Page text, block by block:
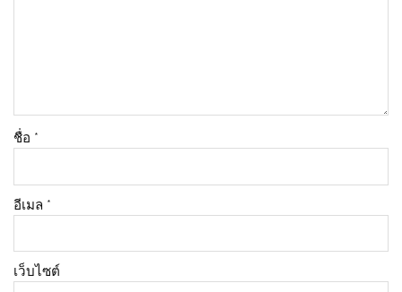
ชื่อ *
อีเมล *
เว็บไซต์